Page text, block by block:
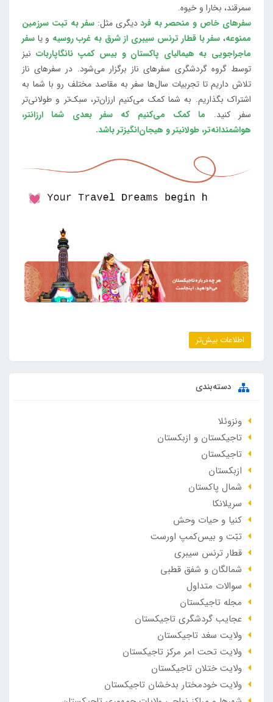
سمرقند، بخارا و خیوه.
سفرهای خاص و منحصر به فرددیگری مثل:سفر به تبت سرزمین
ممنوعه، سفر با قطار ترنس سیبری از شرق به غرب روسیه و یا سفر
ماجراجویی به هیمالیای پاکستان و بیس کمپ نانگاپاربات نیز
توسط گروه گردشگری سفرهای ناز برگزار می‌شود. در سفرهای ناز
تلاش داریم تا تجربیات سال‌ها سفر به مقاصد مختلف رو با شما به
اشتراک بگذاریم. به شما کمک می‌کنیم ارزان‌تر، سبک‌تر و طولانی‌تر
سفر کنید. ما کمک می‌کنیم که سفر بعدی شما ارزانتر،
هواشمندانه‌تر، طولانی‎تر و هیجان‌انگیزتر باشد.
اطلاعات بیش‌تر
دسته‌بندی
ونزوئلا
تاجیکستان و ازبکستان
تاجیکستان
ازبکستان
شمال پاکستان
سریلانکا
کنیا و حیات وحش
تبّت و بیس‌کمپ اورست
قطار ترنس سیبری
شمالگان و شفق قطبی
سوالات متداول
مجله تاجیکستان
عجایب گردشگری تاجیکستان
ولایت سغد تاجیکستان
ولایت تحت امر مرکز تاجیکستان
ولایت ختلان تاجیکستان
ولایت خودمختار بدخشان تاجیکستان